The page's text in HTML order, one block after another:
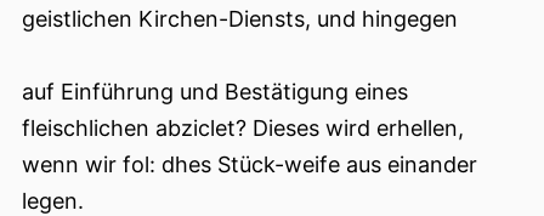
geistlichen Kirchen-Diensts, und hingegen
auf Einführung und Bestätigung eines
fleischlichen abziclet? Dieses wird erhellen,
wenn wir fol: dhes Stück-weife aus einander
legen.